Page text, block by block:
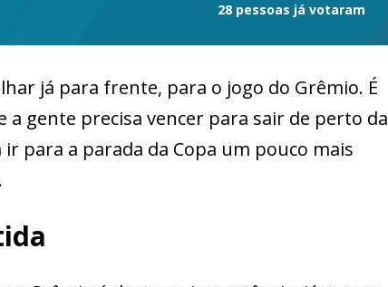
28 pessoas já votaram
já para frente, para o jogo do Grêmio. É
gente precisa vencer para sair de perto da
para a parada da Copa um pouco mais